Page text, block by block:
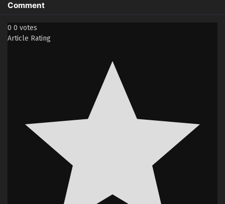
Comment
0 0 votes
Article Rating